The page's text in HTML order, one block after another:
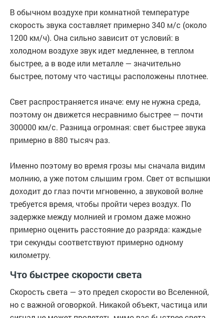
В обычном воздухе при комнатной температуре
скорость звука составляет примерно 340 м/с (около
1200 км/ч). Она сильно зависит от условий: в
холодном воздухе звук идет медленнее, в теплом
быстрее, а в воде или металле — значительно
быстрее, потому что частицы расположены плотнее.
Свет распространяется иначе: ему не нужна среда,
поэтому он движется несравнимо быстрее — почти
300000 км/с. Разница огромная: свет быстрее звука
примерно в 880 тысяч раз.
Именно поэтому во время грозы мы сначала видим
молнию, а уже потом слышим гром. Свет от вспышки
доходит до глаз почти мгновенно, а звуковой волне
требуется время, чтобы пройти через воздух. По
задержке между молнией и громом даже можно
примерно оценить расстояние до разряда: каждые
три секунды соответствуют примерно одному
километру.
Что быстрее скорости света
Скорость света — это предел скорости во Вселенной,
но с важной оговоркой. Никакой объект, частица или